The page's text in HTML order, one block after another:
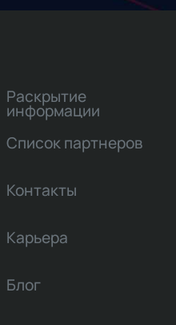
Раскрытие
информации
Список партнеров
Контакты
Карьера
Блог